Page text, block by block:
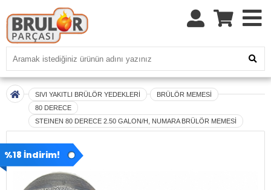
SIVI YAKITLI BRÜLÖR YEDEKLERİ
BRÜLÖR MEMESİ
80 DERECE
STEINEN 80 DERECE 2.50 GALON/H, NUMARA BRÜLÖR MEMESİ
%18 İndirim!